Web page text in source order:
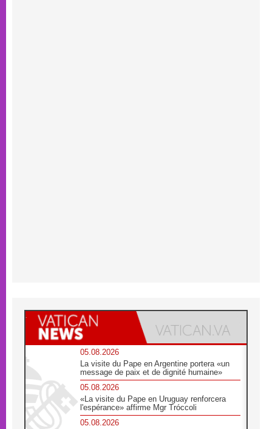
05.08.2026
La visite du Pape en Argentine portera «un
message de paix et de dignité humaine»
05.08.2026
«La visite du Pape en Uruguay renforcera
l'espérance» affirme Mgr Tróccoli
05.08.2026